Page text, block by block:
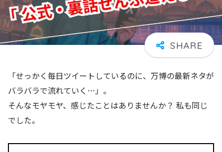
「せっかく毎日ツイートしているのに、万博の最新ネタが
バラバラで流れていく…」。
そんなモヤモヤ、感じたことはありませんか？ 私も同じ
でした。